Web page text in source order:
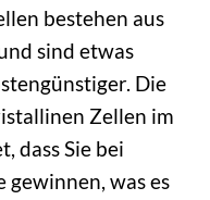
bestehen aus
sind etwas
Die
Zellen im
dass Sie bei
gewinnen, was es